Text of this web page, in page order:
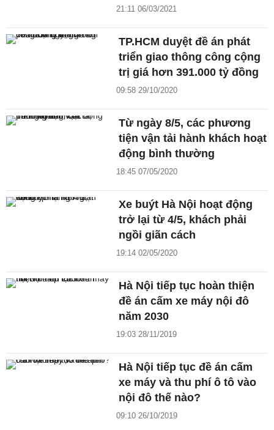
21:11 06/03/2021
TP.HCM duyệt đề án phát
triển giao thông công cộng
trị giá hơn 391.000 tỷ đồng
09:58 29/10/2020
Từ ngày 8/5, các phương
tiện vận tải hành khách hoạt
động bình thường
18:45 07/05/2020
Xe buýt Hà Nội hoạt động
trở lại từ 4/5, khách phải
ngồi giãn cách
19:14 02/05/2020
Hà Nội tiếp tục hoàn thiện
đề án cấm xe máy nội đô
năm 2030
19:03 28/11/2019
Hà Nội tiếp tục đề án cấm
xe máy và thu phí ô tô vào
nội đô thế nào?
09:10 26/10/2019